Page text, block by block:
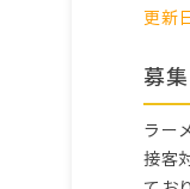
更新
募
ラー
接客